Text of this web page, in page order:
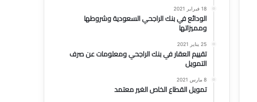
18 فبراير 2021
الودائع في بنك الراجحي السعودية وشروطها
ومميزاتها
25 يناير 2021
تقييم العقار في بنك الراجحي ومعلومات عن صرف
التمويل
8 مارس 2021
تمويل القطاع الخاص الغير معتمد